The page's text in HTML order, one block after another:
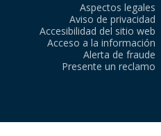
Aspectos legales
Aviso de privacidad
Accesibilidad del sitio web
Acceso a la información
Alerta de fraude
Presente un reclamo